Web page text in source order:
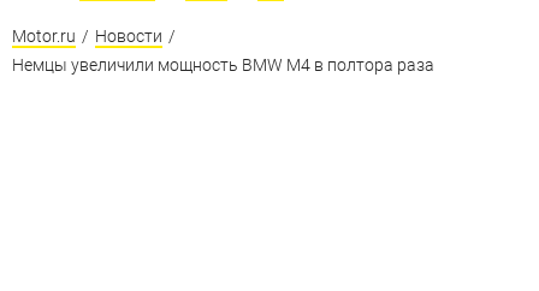
Motor.ru / Новости /
Немцы увеличили мощность BMW M4 в полтора раза